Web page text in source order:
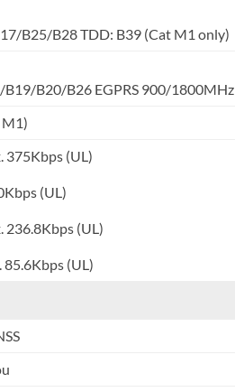
B25/B28 TDD: B39 (Cat M1 only)
B20/B26 EGPRS 900/1800MHz
375Kbps (UL)
(UL)
236.8Kbps (UL)
85.6Kbps (UL)